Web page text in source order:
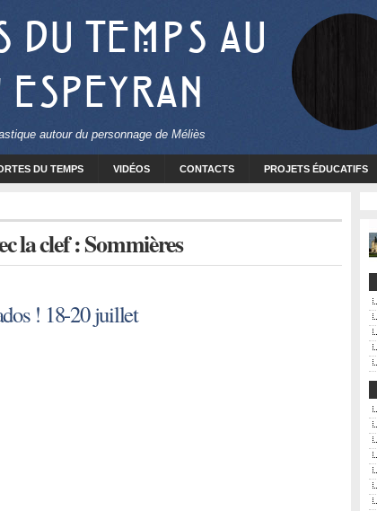
du Temps au
Espeyran
autour du personnage de Méliès
DU TEMPS VIDÉOS CONTACTS PROJETS ÉDUCATIFS
la clef : Sommières
! 18-20 juillet